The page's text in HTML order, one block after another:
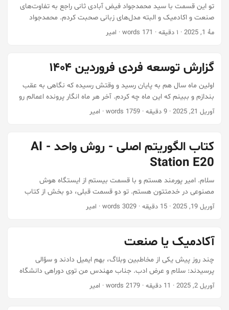
تو این قسمت با سید محمدجواد فیض آبادی ثانی راجع به تفاوت‌های
صنعت و اکادمیک و البته مدل‌های زبانی صحبت کردم. محمدجواد
دانشجوی دکتری هوش مصنوعی دانشگاه صنعتی شریف هست و قبلاً
قاعدتاً راجع به این که دکترا بخونیم یا خیر. در انتها هم با توجه به این
که محمدجواد تز دکتراش در ارتباط با مدل‌های زبانی بزرگ هست، یه
کم راجع به این مدل‌ها گپ می‌زنیم. من از گفتگو با سید لذت بردم.
امیدوارم شما هم ببرید. ...
مهٔ 1, 2025 · ۱ دقیقه ·
171 words
· امیر
گزارش توسعه فردی فروردین ۱۴۰۴
اولین ماه سال هم به پایان رسید و وقتش رسیده که نگاهی به عقب
بندازم و ببینم که این ماه چه کردم. آخر هر ماه انگار پرونده اعمالم رو
می‌سازم و میرم جاهای مختلف رو نگاه می‌کنم ببینم چه کردم. در کل
مجموع نسبت به این ماه حس خوبی دارم و راضیم. همین مگه کافی
نیست؟ ...
آوریل 21, 2025 · 9 دقیقه ·
1759 words
· امیر
کتاب الگوریتم اصلی - روش واحد - AI
Station E20
سلام. امیر پورمند هستم و با قسمت بیستم از ایستگاه هوش
مصنوعی در خدمتتون هستم. تو دو قسمت قبلی، دو بخش از کتاب
الگوریتم اصلی رو بازخوانی کردیم. خلاصه این که یادگیری ماشین یک
تشخیص اسپم، ورودی میشه ایمیل‌ها و خروجی میشه اون‌هایی که
اسپم هستند. حالا اینها رو به الگوریتم یادگیرنده می‌دیم و خروجیش
میشه یه الگوریتم تشخیص اسپم. ...
آوریل 19, 2025 · 15 دقیقه ·
3029 words
· امیر
آکادمیک یا صنعت
چند روز پیش یکی از مخاطبین وبلاگ، بهم ایمیل دادند و سؤالی
پرسیدند: سلام و عرض ادب. جناب مهندس من توی دوراهی دانشگاه
یا صنعت مانده ام ممنون میشم اگر توضیحاتی بگیرم. و واقعا سوال
آوریل 2, 2025 · 11 دقیقه ·
2179 words
· امیر